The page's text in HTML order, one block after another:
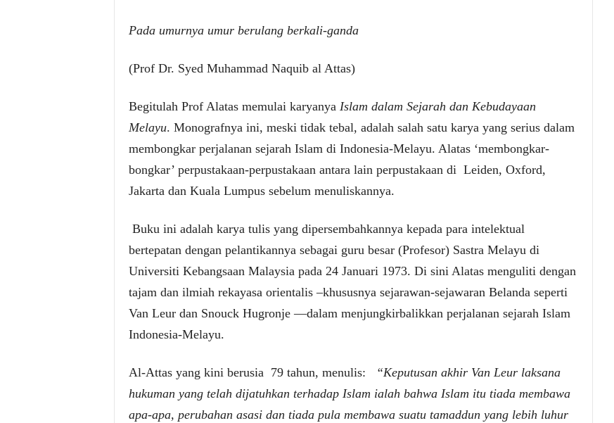
Pada umurnya umur berulang berkali-ganda
(Prof Dr. Syed Muhammad Naquib al Attas)
Begitulah Prof Alatas memulai karyanya Islam dalam Sejarah dan Kebudayaan
Melayu. Monografnya ini, meski tidak tebal, adalah salah satu karya yang serius dalam
membongkar perjalanan sejarah Islam di Indonesia-Melayu. Alatas ‘membongkar-
bongkar’ perpustakaan-perpustakaan antara lain perpustakaan di Leiden, Oxford,
Jakarta dan Kuala Lumpus sebelum menuliskannya.
Buku ini adalah karya tulis yang dipersembahkannya kepada para intelektual
bertepatan dengan pelantikannya sebagai guru besar (Profesor) Sastra Melayu di
Universiti Kebangsaan Malaysia pada 24 Januari 1973. Di sini Alatas menguliti dengan
tajam dan ilmiah rekayasa orientalis –khususnya sejarawan-sejawaran Belanda seperti
Van Leur dan Snouck Hugronje —dalam menjungkirbalikkan perjalanan sejarah Islam
Indonesia-Melayu.
Al-Attas yang kini berusia 79 tahun, menulis:
“Keputusan akhir Van Leur laksana
hukuman yang telah dijatuhkan terhadap Islam ialah bahwa Islam itu tiada membawa
apa-apa, perubahan asasi dan tiada pula membawa suatu tamaddun yang lebih luhur